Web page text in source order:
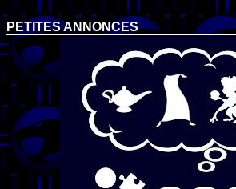
PETITES ANNONCES